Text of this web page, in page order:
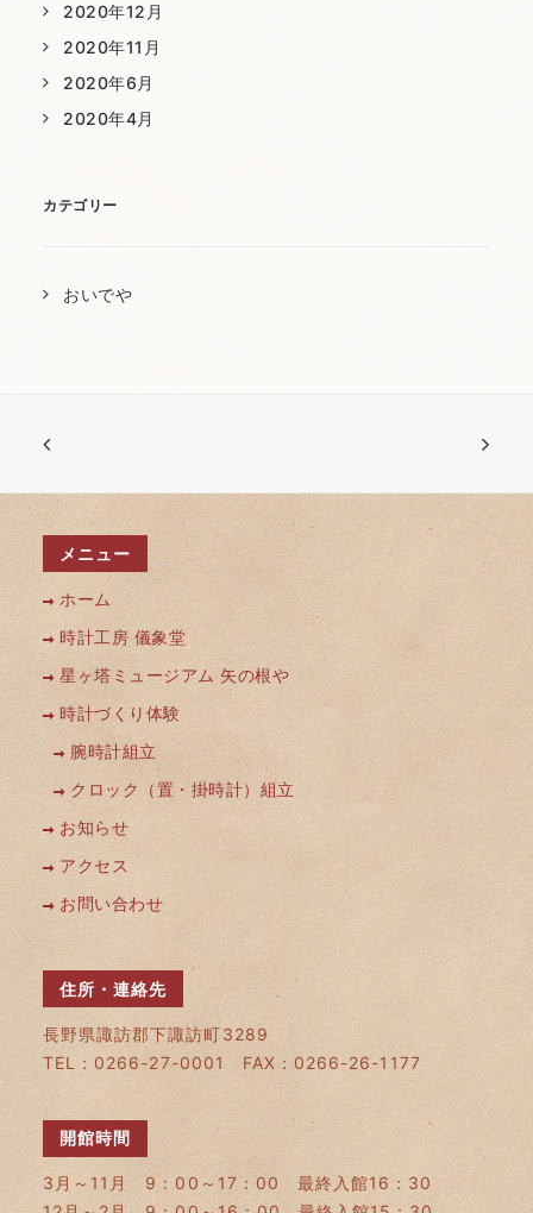
2020年12月
2020年11月
2020年6月
2020年4月
カテゴリー
おいでや
メニュー
ホーム
時計工房 儀象堂
星ヶ塔ミュージアム 矢の根や
時計づくり体験
腕時計組立
クロック（置・掛時計）組立
お知らせ
アクセス
お問い合わせ
住所・連絡先
長野県諏訪郡下諏訪町3289
TEL：0266-27-0001 FAX：0266-26-1177
開館時間
3月～11月 9：00～17：00 最終入館16：30